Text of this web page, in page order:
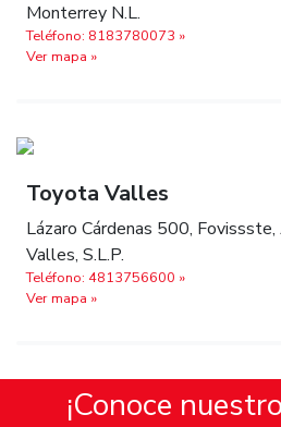
Monterrey N.L.
Teléfono: 8183780073 »
Ver mapa »
Toyota Valles
Lázaro Cárdenas 500,
Valles, S.L.P.
Teléfono: 4813756600 »
Ver mapa »
¡Conoce